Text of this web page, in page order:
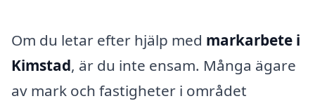
Om du letar efter hjälp med markarbete i
Kimstad, är du inte ensam. Många ägare
av mark och fastigheter i området